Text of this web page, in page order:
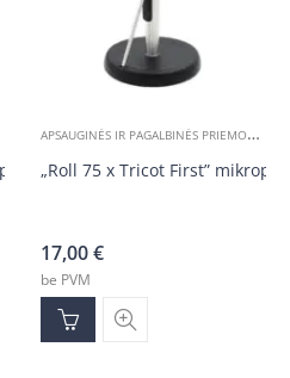
servetėlių rulone sieninis
A
PSAUGINĖS IR PAGALBINĖS PRIEMONĖS
„Roll 75 x Tricot First”
17,00€
be PVM